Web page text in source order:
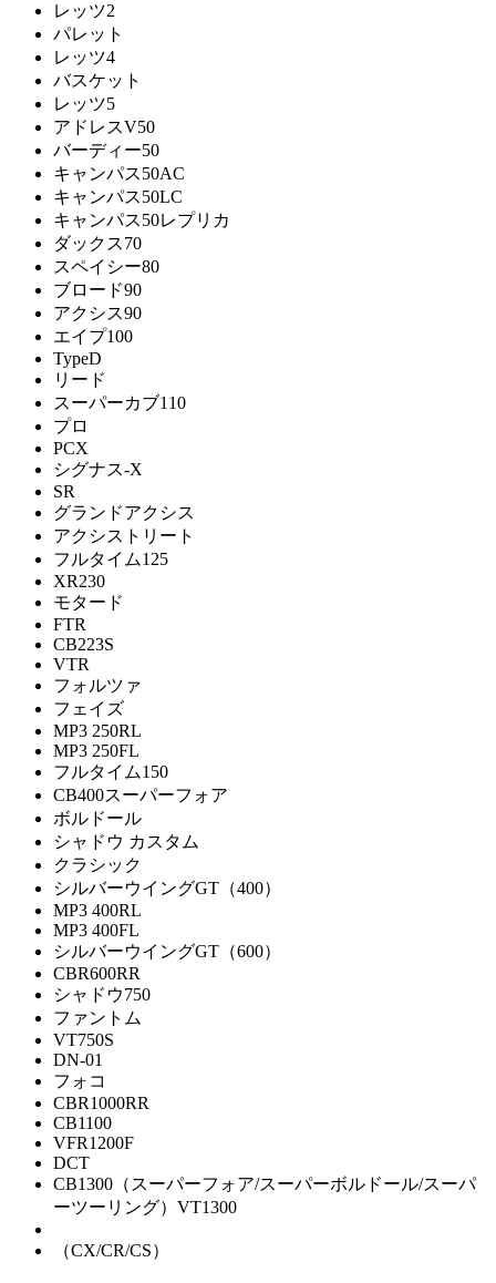
レッツ2
パレット
レッツ4
バスケット
レッツ5
アドレスV50
バーディー50
キャンパス50AC
キャンパス50LC
キャンパス50レプリカ
ダックス70
スペイシー80
ブロード90
アクシス90
エイプ100
TypeD
リード
スーパーカブ110
プロ
PCX
シグナス-X
SR
グランドアクシス
アクシストリート
フルタイム125
XR230
モタード
FTR
CB223S
VTR
フォルツァ
フェイズ
MP3 250RL
MP3 250FL
フルタイム150
CB400スーパーフォア
ボルドール
シャドウ カスタム
クラシック
シルバーウイングGT（400）
MP3 400RL
MP3 400FL
シルバーウイングGT（600）
CBR600RR
シャドウ750
ファントム
VT750S
DN-01
フォコ
CBR1000RR
CB1100
VFR1200F
DCT
CB1300（スーパーフォア/スーパーボルドール/スーパ
ーツーリング）VT1300
（CX/CR/CS）